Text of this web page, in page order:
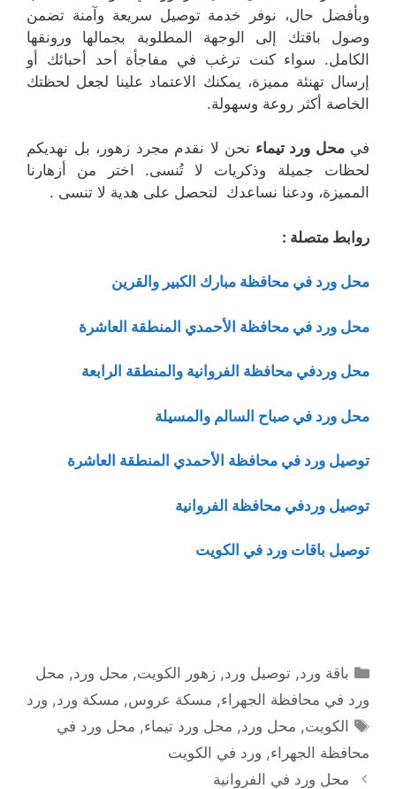
وبأفضل حال، نوفر خدمة توصيل سريعة وآمنة تضمن
وصول باقتك إلى الوجهة المطلوبة بجمالها ورونقها
الكامل. سواء كنت ترغب في مفاجأة أحد أحبائك أو
إرسال تهنئة مميزة، يمكنك الاعتماد علينا لجعل لحظتك
الخاصة أكثر روعة وسهولة.
فيمحل ورد تيماء نحن لا نقدم مجرد زهور، بل نهديكم
لحظات جميلة وذكريات لا تُنسى. اختر من أزهارنا
المميزة، ودعنا نساعدك لتحصل على هدية لا تنسى .
روابط متصلة :
محل ورد في محافظة مبارك الكبير والقرين
محل ورد في محافظة الأحمدي المنطقة العاشرة
محل وردفي محافظة الفروانية والمنطقة الرابعة
محل ورد في صباح السالم والمسيلة
توصيل ورد في محافظة الأحمدي المنطقة العاشرة
توصيل وردفي محافظة الفروانية
توصيل باقات ورد في الكويت
التصنيفات
باقة ورد,توصيل ورد,زهور الكويت, محل ورد, محل
ورد في محافظة الجهراء, مسكة عروس, مسكة ورد, ورد
الوسوم
الكويت, محل ورد, محل ورد تيماء, محل ورد في
محافظة الجهراء, ورد في الكويت
محل ورد في الفروانية